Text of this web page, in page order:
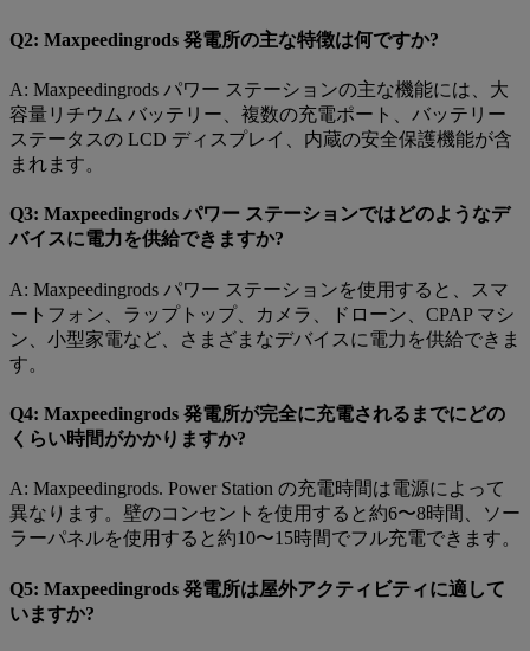
Q2: Maxpeedingrods 発電所の主な特徴は何ですか?
A: Maxpeedingrods パワー ステーションの主な機能には、大
容量リチウム バッテリー、複数の充電ポート、バッテリー
ステータスの LCD ディスプレイ、内蔵の安全保護機能が含
まれます。
Q3: Maxpeedingrods パワー ステーションではどのようなデ
バイスに電力を供給できますか?
A: Maxpeedingrods パワー ステーションを使用すると、スマ
ートフォン、ラップトップ、カメラ、ドローン、CPAP マシ
ン、小型家電など、さまざまなデバイスに電力を供給できま
す。
Q4: Maxpeedingrods 発電所が完全に充電されるまでにどの
くらい時間がかかりますか?
A: Maxpeedingrods. Power Station の充電時間は電源によって
異なります。壁のコンセントを使用すると約6〜8時間、ソー
ラーパネルを使用すると約10〜15時間でフル充電できます。
Q5: Maxpeedingrods 発電所は屋外アクティビティに適して
いますか?